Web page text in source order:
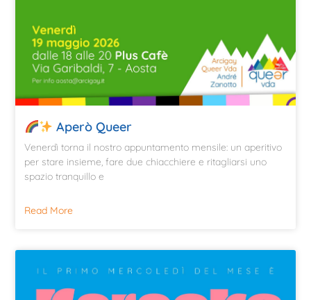
Aperò Queer
Venerdì torna il nostro appuntamento mensile: un aperitivo
per stare insieme, fare due chiacchiere e ritagliarsi uno
spazio tranquillo e
Read More